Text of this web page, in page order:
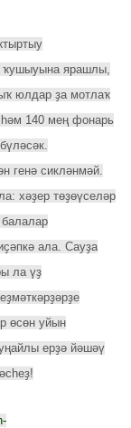
ҡушыуына ярашлы,
юлдар ҙа мотлаҡ
140 мең фонарь
генә сикләнмәй.
хәҙер төҙөүселәр
ала. Сауҙа
ла үҙ
өсөн уйын
ерҙә йәшәү